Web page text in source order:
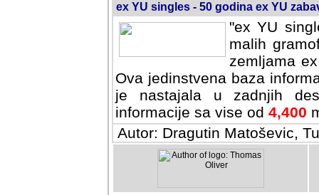
ex YU singles - 50 godina ex YU
"ex YU
malih
zemljama
Ova jedinstvena baza
je nastajala u zadnjih
informacije sa vise od 4,400
Autor: Dragutin Matoševic,